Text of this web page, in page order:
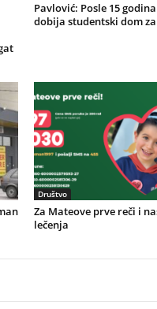
Pavlović: Posle 15
dobija studentski dom za
Društvo
Za Mateove prve reči i
lečenja